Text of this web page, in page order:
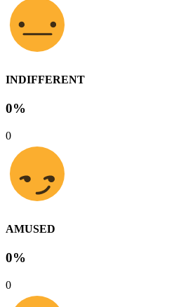
INDIFFERENT
0%
0
AMUSED
0%
0